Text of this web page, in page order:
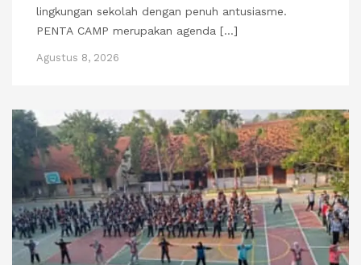
lingkungan sekolah dengan penuh antusiasme.
PENTA CAMP merupakan agenda […]
Agustus 8, 2026